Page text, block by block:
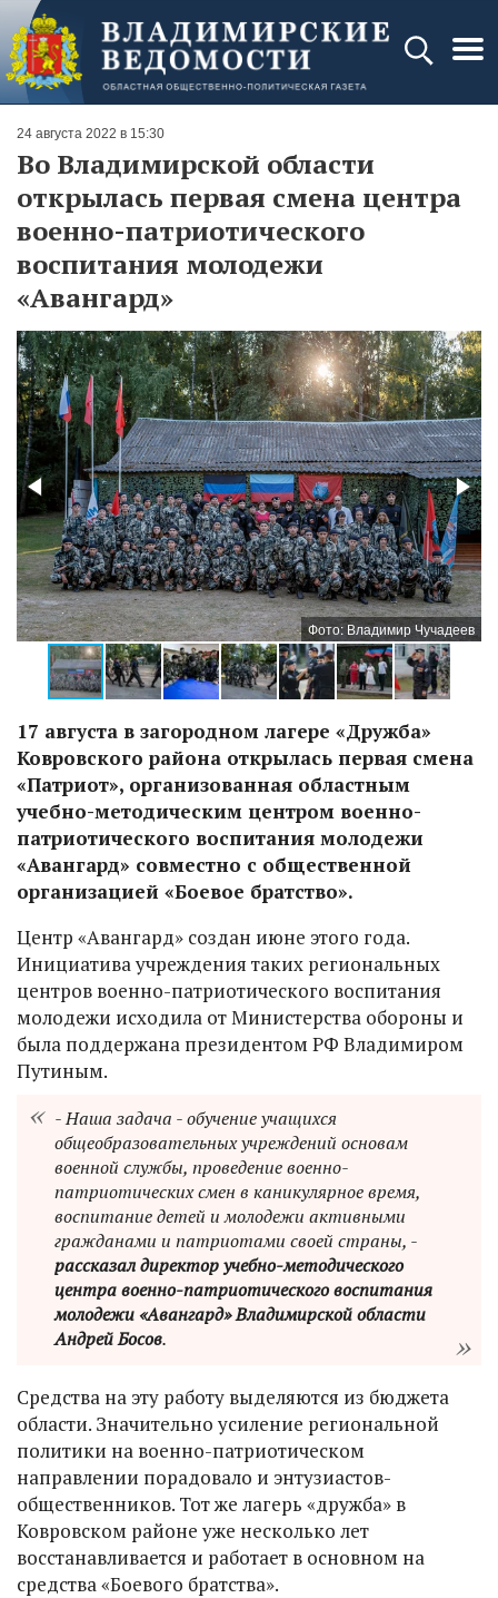
24 августа 2022 в 15:30
Во Владимирской области
открылась первая смена центра
военно-патриотического
воспитания молодежи
«Авангард»
Фото: Владимир Чучадеев
17 августа в загородном лагере «Дружба»
Ковровского района открылась первая смена
«Патриот», организованная областным
учебно-методическим центром военно-
патриотического воспитания молодежи
«Авангард» совместно с общественной
организацией «Боевое братство».
Центр «Авангард» создан июне этого года.
Инициатива учреждения таких региональных
центров военно-патриотического воспитания
молодежи исходила от Министерства обороны и
была поддержана президентом РФ Владимиром
Путиным.
- Наша задача - обучение учащихся
общеобразовательных учреждений основам
военной службы, проведение военно-
патриотических смен в каникулярное время,
воспитание детей и молодежи активными
гражданами и патриотами своей страны, -
рассказал директор учебно-методического
центра военно-патриотического воспитания
молодежи «Авангард» Владимирской области
Андрей Босов.
Средства на эту работу выделяются из бюджета
области. Значительно усиление региональной
политики на военно-патриотическом
направлении порадовало и энтузиастов-
общественников. Тот же лагерь «дружба» в
Ковровском районе уже несколько лет
восстанавливается и работает в основном на
средства «Боевого братства».